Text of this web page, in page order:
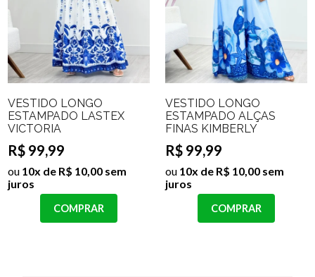
VESTIDO LONGO
ESTAMPADO LASTEX
VICTORIA
R$ 99,99
ou 10x de R$ 10,00 sem
juros
COMPRAR
VESTIDO LONGO
ESTAMPADO ALÇAS
FINAS KIMBERLY
R$ 99,99
ou 10x de R$ 10,00 sem
juros
COMPRAR